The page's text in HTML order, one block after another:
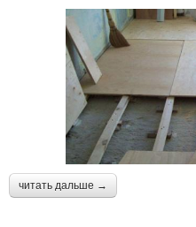
читать дальше →